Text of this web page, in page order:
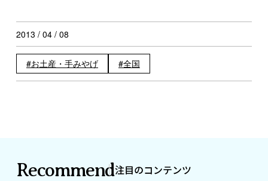
2013 / 04 / 08
お土産・手みやげ 全国
Recommend注目のコンテンツ